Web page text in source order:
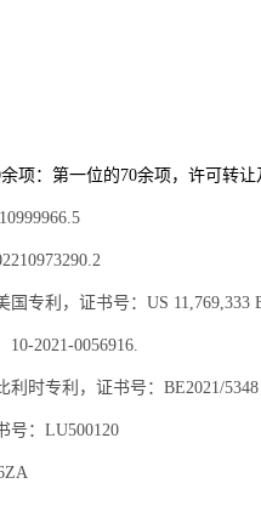
余项：第一位的70余项，许可转让
专利，证书号：US 11,769,333
2021-0056916.
时专利，证书号：BE2021/5348
号：LU500120